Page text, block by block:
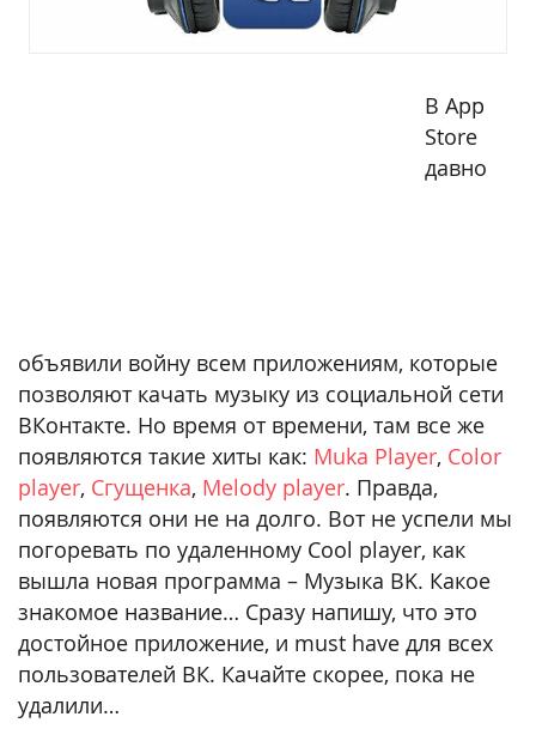
В App
Store
давно
объявили войну всем приложениям, которые
позволяют качать музыку из социальной сети
ВКонтакте. Но время от времени, там все же
появляются такие хиты как: Muka Player, Color
player, Сгущенка, Melody player. Правда,
появляются они не на долго. Вот не успели мы
погоревать по удаленному Cool player, как
вышла новая программа – Mузыка BK. Какое
знакомое название… Сразу напишу, что это
достойное приложение, и must have для всех
пользователей ВК. Качайте скорее, пока не
удалили…